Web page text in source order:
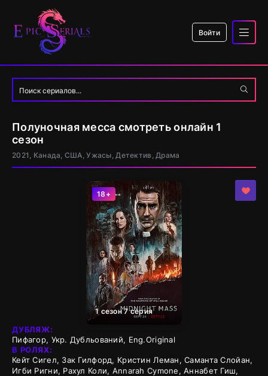
Войти
Полуночная месса смотреть онлайн 1
сезон
2021, Канада, США, Ужасы, Детектив, Драма
18+
1 сезон 7 серия
ДУБЛЯЖ:
Пифагор, Укр. Дубльований, Eng.Original
В РОЛЯХ:
Кейт Сигел, Зак Гилфорд, Кристин Леман, Саманта Слойан,
Игби Ригни, Рахул Коли, Annarah Cymone, Аннабет Гиш,